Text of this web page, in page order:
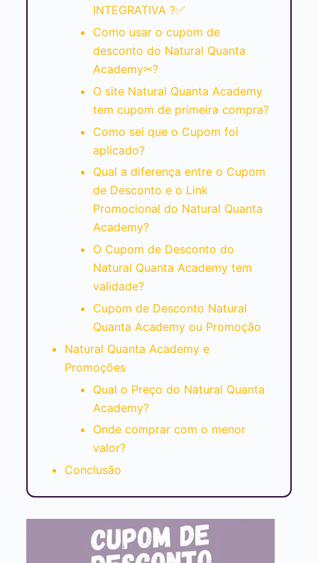
INTEGRATIVA ?✅
Como usar o cupom de
desconto do Natural Quanta
Academy✂?
O site Natural Quanta Academy
tem cupom de primeira compra?
Como sei que o Cupom foi
aplicado?
Qual a diferença entre o Cupom
de Desconto e o Link
Promocional do Natural Quanta
Academy?
O Cupom de Desconto do
Natural Quanta Academy tem
validade?
Cupom de Desconto Natural
Quanta Academy ou Promoção
Natural Quanta Academy e
Promoções
Qual o Preço do Natural Quanta
Academy?
Onde comprar com o menor
valor?
Conclusão